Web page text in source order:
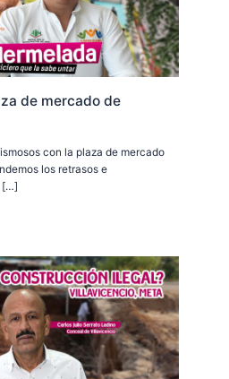
de mercado de
con la plaza de mercado
los retrasos e
[…]